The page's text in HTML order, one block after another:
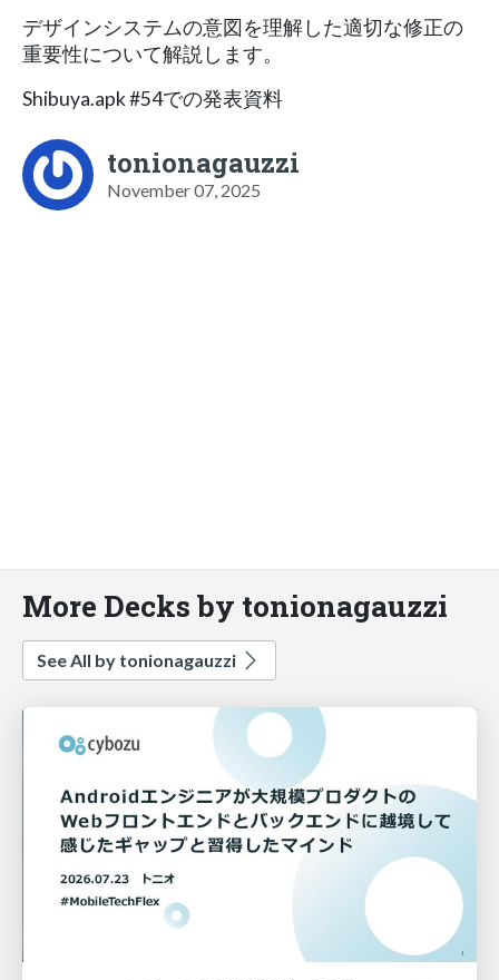
デザインシステムの意図を理解した適切な修正の
重要性について解説します。
Shibuya.apk #54での発表資料
tonionagauzzi
November 07, 2025
More Decks by tonionagauzzi
See All by tonionagauzzi